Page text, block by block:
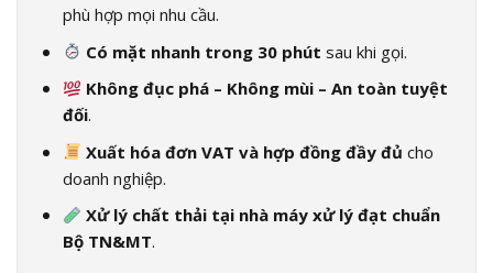
phù hợp mọi nhu cầu.
Có mặt nhanh trong 30 phút sau khi gọi.
Không đục phá – Không mùi – An toàn tuyệt
đối.
Xuất hóa đơn VAT và hợp đồng đầy đủ cho
doanh nghiệp.
Xử lý chất thải tại nhà máy xử lý đạt chuẩn
Bộ TN&MT.